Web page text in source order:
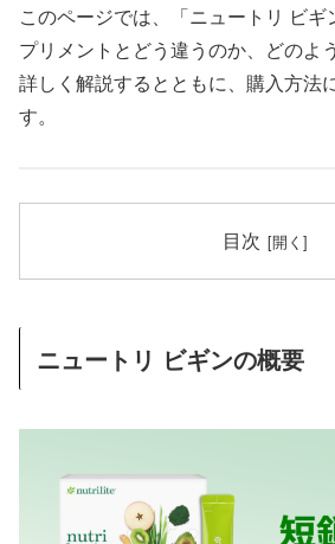
このページでは、「ニュートリ ビ
プリメントとどう違うのか、どのよ
詳しく解説するとともに、購入方法
す。
目次
ニュートリ ビギンの概要